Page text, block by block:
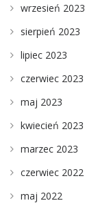
wrzesień 2023
sierpień 2023
lipiec 2023
czerwiec 2023
maj 2023
kwiecień 2023
marzec 2023
czerwiec 2022
maj 2022